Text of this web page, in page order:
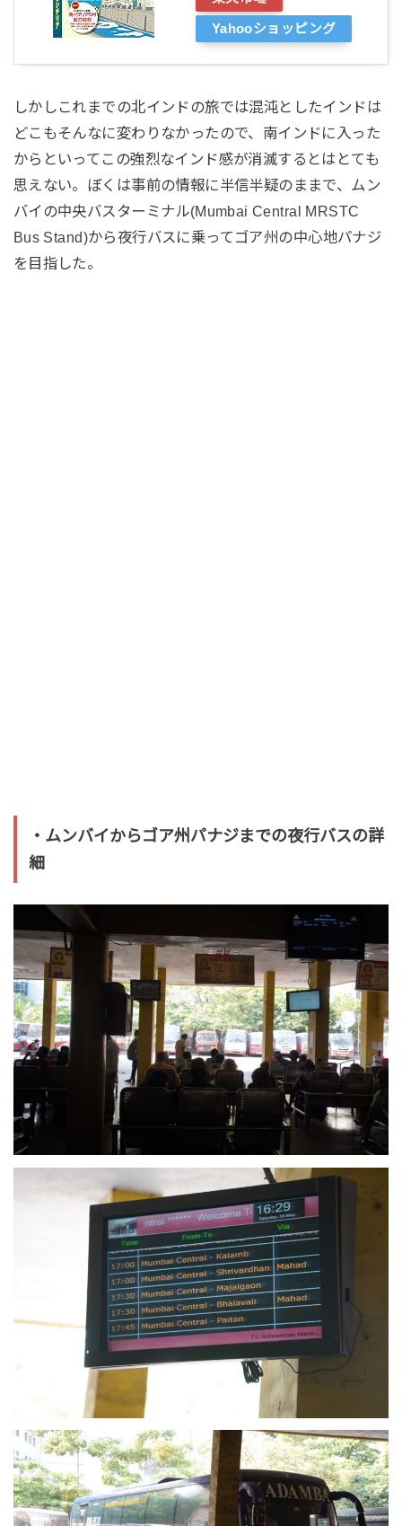
Yahooショッピング
しかしこれまでの北インドの旅では混沌としたインドは
どこもそんなに変わりなかったので、南インドに入った
からといってこの強烈なインド感が消滅するとはとても
思えない。ぼくは事前の情報に半信半疑のままで、ムン
バイの中央バスターミナル(Mumbai Central MRSTC
Bus Stand)から夜行バスに乗ってゴア州の中心地パナジ
を目指した。
・ムンバイからゴア州パナジまでの夜行バスの詳
細